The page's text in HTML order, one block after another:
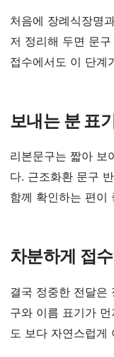
처음에 장례식장명
저 정리해 두면 문
접수에서도 이 단계
보내는 분 표
리본문구는 짧아 보
다. 근조화환 문구
함께 확인하는 편이
차분하게 접
결국 정중한 전달은
구와 이름 표기가
도 보다 자연스럽게